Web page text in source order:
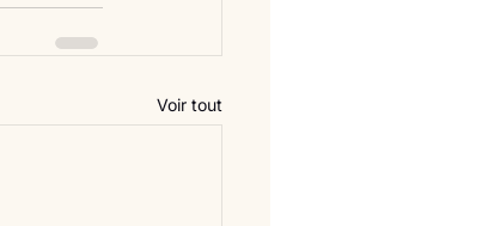
Voir tout